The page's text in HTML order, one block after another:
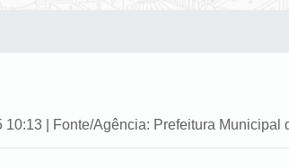
10:13 | Fonte/Agência: Prefeitura Municipal